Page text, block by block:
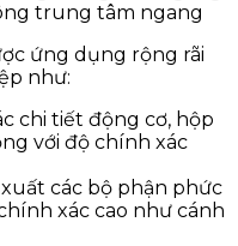
trung tâm ngang
ứng dụng rộng rãi
như:
chi tiết động cơ, hộp
với độ chính xác
xuất các bộ phận phức
xác cao như cánh